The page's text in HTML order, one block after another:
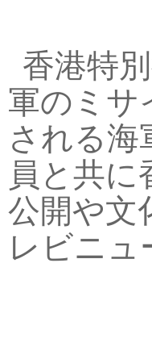
香港特
軍のミサ
される
員と共
公開や文
レビニ